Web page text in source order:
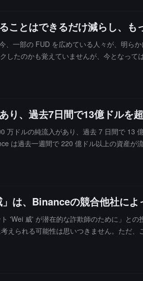
とはできるだけ減らし、も
一部の FUD を広めている人々が、明ら
したのかも覚えていませんが、今となっ
いましたが、結果として一部のいわゆ
、過去7日間で13億ドルを
ドルの純流入があり、過去 7 日間で 13
は過去一週間で 220 億ドル以上の資産
していると述べています。「誰が BNB
は、Binanceの競合他社に
'Wei 威' が潜在的な詐欺師のために」と
えられる可能性は思いつきません。ただ
切り替わり、暗号通貨に関連するコンテ